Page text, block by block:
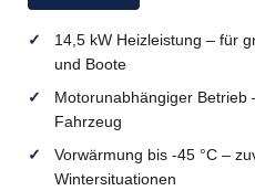
14,5 kW Heizleistung – für
und Boote
Motorunabhängiger Betrieb
Fahrzeug
Vorwärmung bis -45 °C –
Wintersituationen